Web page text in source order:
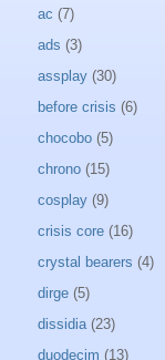
ac (7)
ads (3)
assplay (30)
before crisis (6)
chocobo (5)
chrono (15)
cosplay (9)
crisis core (16)
crystal bearers (4)
dirge (5)
dissidia (23)
duodecim (13)